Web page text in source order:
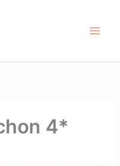
4*